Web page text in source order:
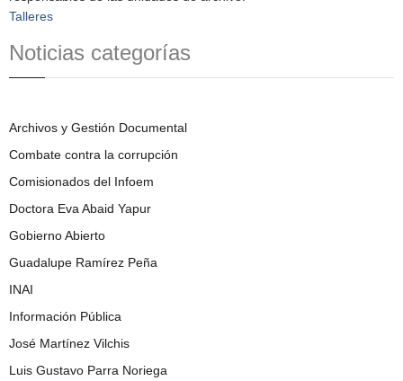
Talleres
Noticias categorías
Archivos y Gestión Documental
Combate contra la corrupción
Comisionados del Infoem
Doctora Eva Abaid Yapur
Gobierno Abierto
Guadalupe Ramírez Peña
INAI
Información Pública
José Martínez Vilchis
Luis Gustavo Parra Noriega